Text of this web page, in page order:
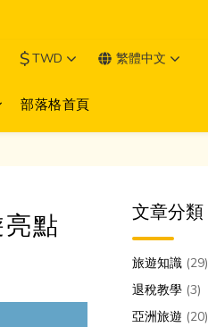
$TWD 繁體中文
部落格首頁
點 文章分類
旅遊知識 (29)
退稅教學 (3)
亞洲旅遊 (20)